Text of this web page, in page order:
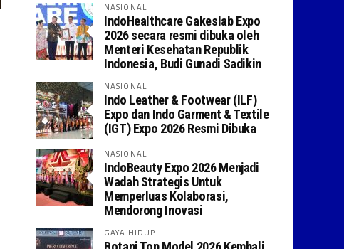
NASIONAL
IndoHealthcare Gakeslab Expo
2026 secara resmi dibuka oleh
Menteri Kesehatan Republik
Indonesia, Budi Gunadi Sadikin
NASIONAL
Indo Leather & Footwear (ILF)
Expo dan Indo Garment & Textile
(IGT) Expo 2026 Resmi Dibuka
NASIONAL
IndoBeauty Expo 2026 Menjadi
Wadah Strategis Untuk
Memperluas Kolaborasi,
Mendorong Inovasi
GAYA HIDUP